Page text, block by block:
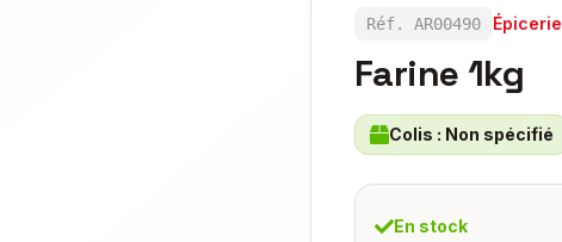
Réf. AR00490 Épicerie
Farine 1kg
Colis : Non spécifié
En stock